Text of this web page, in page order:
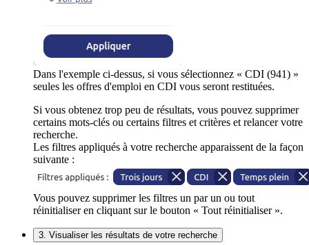
Dans l'exemple ci-dessus, si vous sélectionnez « CDI (941) »
seules les offres d'emploi en CDI vous seront restituées.
Si vous obtenez trop peu de résultats, vous pouvez supprimer
certains mots-clés ou certains filtres et critères et relancer votre
recherche.
Les filtres appliqués à votre recherche apparaissent de la façon
suivante :
Vous pouvez supprimer les filtres un par un ou tout
réinitialiser en cliquant sur le bouton « Tout réinitialiser ».
3. Visualiser les résultats de votre recherche